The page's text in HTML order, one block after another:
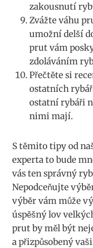
zakousnutí
Zvážte⁤ váhu
umožní delší
prut⁢ vám⁤
zdoláváním
Přečtěte⁣ si
ostatních
ostatní rybáři
nimi mají.
S těmito tipy od
experta to bude
vás ten ‍správný
Nepodceňujte
⁤výběr vám‌ může
úspěšný‍ lov
⁤prut by měl být
a přizpůsobený